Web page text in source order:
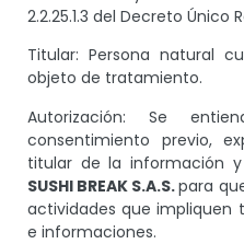
2.2.25.1.3 del Decreto Único
Titular: Persona natural
objeto de tratamiento.
Autorización: Se
consentimiento previo,
titular de la información
SUSHI BREAK S.A.S.para
actividades que impliquen
e informaciones.